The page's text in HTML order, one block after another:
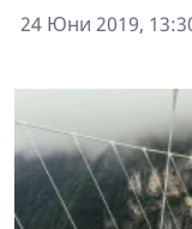
24 Юни 2019,